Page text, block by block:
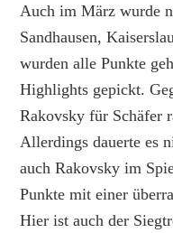
Auch im März wurde
Sandhausen,
wurden alle Punkte
Highlights gepickt.
Rakovsky für Schäfer
Allerdings dauerte es
auch Rakovsky im
Punkte mit einer
Hier ist auch der